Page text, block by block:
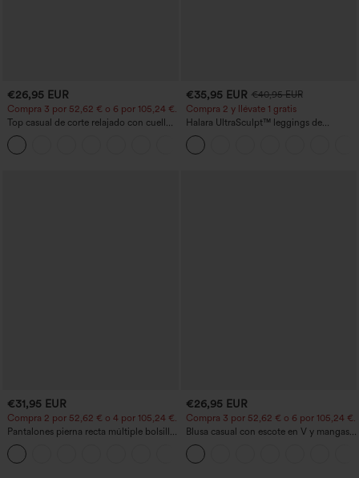
€26,95 EUR
Compra 3 por 52,62 € o 6 por 105,24 €.
Top casual de corte relajado con cuello
redondo y mangas murciélago.
€35,95 EUR €40,95 EUR
Compra 2 y llévate 1 gratis
Halara UltraSculpt™ leggings de
entrenamiento moldeadores de talle alto
con fruncido trasero que realza los
glúteos, control de abdomen y bolsillos
€31,95 EUR
Compra 2 por 52,62 € o 4 por 105,24 €.
Pantalones pierna recta múltiple bolsillo
botón tiro alto
€26,95 EUR
Compra 3 por 52,62 € o 6 por 105,24 €.
Blusa casual con escote en V y mangas
cortas abullonadas